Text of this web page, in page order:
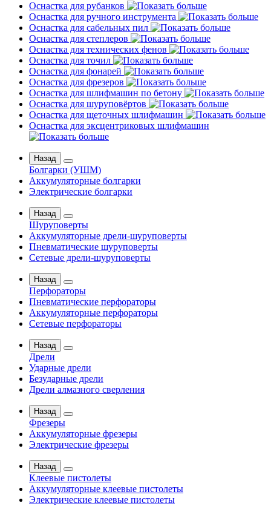
Оснастка для рубанков
Оснастка для ручного инструмента
Оснастка для сабельных пил
Оснастка для степлеров
Оснастка для технических фенов
Оснастка для точил
Оснастка для фонарей
Оснастка для фрезеров
Оснастка для шлифмашин по бетону
Оснастка для шуруповёртов
Оснастка для щеточных шлифмашин
Оснастка для эксцентриковых шлифмашин
Назад
Болгарки (УШМ)
Аккумуляторные болгарки
Электрические болгарки
Назад
Шуруповерты
Аккумуляторные дрели-шуруповерты
Пневматические шуруповерты
Сетевые дрели-шуруповерты
Назад
Перфораторы
Пневматические перфораторы
Аккумуляторные перфораторы
Сетевые перфораторы
Назад
Дрели
Ударные дрели
Безударные дрели
Дрели алмазного сверления
Назад
Фрезеры
Аккумуляторные фрезеры
Электрические фрезеры
Назад
Клеевые пистолеты
Аккумуляторные клеевые пистолеты
Электрические клеевые пистолеты